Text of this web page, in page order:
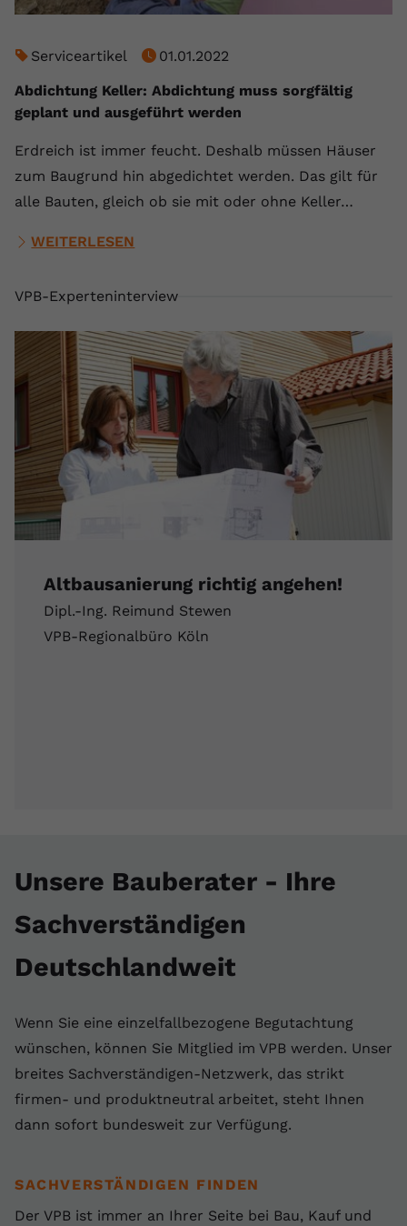
Serviceartikel
01.01.2022
Abdichtung Keller: Abdichtung muss sorgfältig
geplant und ausgeführt werden
Erdreich ist immer feucht. Deshalb müssen Häuser
zum Baugrund hin abgedichtet werden. Das gilt für
alle Bauten, gleich ob sie mit oder ohne Keller…
WEITERLESEN
VPB-Experteninterview
Altbausanierung richtig angehen!
Dipl.-Ing. Reimund Stewen
VPB-Regionalbüro Köln
Unsere Bauberater - Ihre
Sachverständigen
Deutschlandweit
Wenn Sie eine einzelfallbezogene Begutachtung
wünschen, können Sie Mitglied im VPB werden. Unser
breites Sachverständigen-Netzwerk, das strikt
firmen- und produktneutral arbeitet, steht Ihnen
dann sofort bundesweit zur Verfügung.
SACHVERSTÄNDIGEN FINDEN
Der VPB ist immer an Ihrer Seite bei Bau, Kauf und